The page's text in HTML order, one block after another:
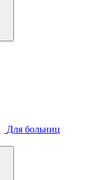
Для больниц